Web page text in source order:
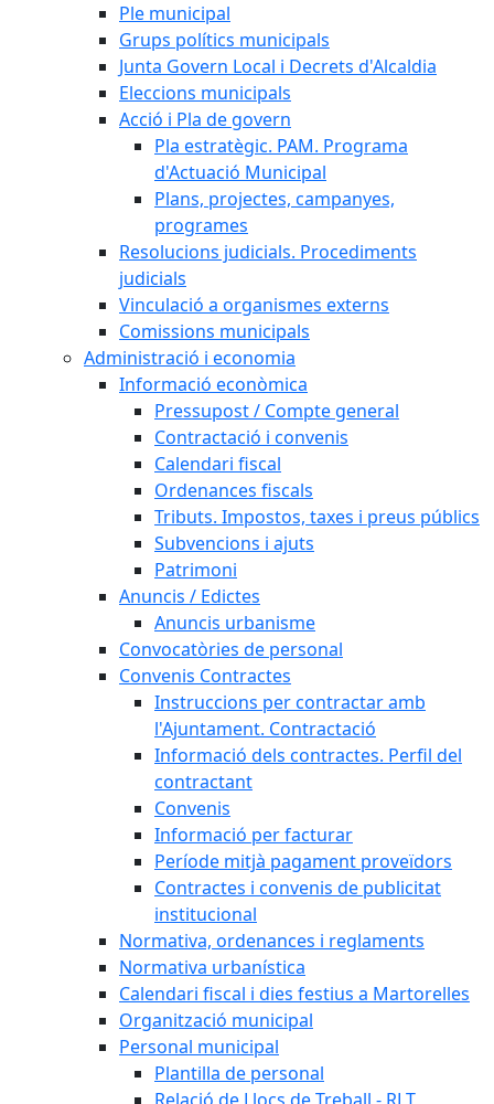
Ple municipal
Grups polítics municipals
Junta Govern Local i Decrets d'Alcaldia
Eleccions municipals
Acció i Pla de govern
Pla estratègic. PAM. Programa
d'Actuació Municipal
Plans, projectes, campanyes,
programes
Resolucions judicials. Procediments
judicials
Vinculació a organismes externs
Comissions municipals
Administració i economia
Informació econòmica
Pressupost / Compte general
Contractació i convenis
Calendari fiscal
Ordenances fiscals
Tributs. Impostos, taxes i preus públics
Subvencions i ajuts
Patrimoni
Anuncis / Edictes
Anuncis urbanisme
Convocatòries de personal
Convenis Contractes
Instruccions per contractar amb
l'Ajuntament. Contractació
Informació dels contractes. Perfil del
contractant
Convenis
Informació per facturar
Període mitjà pagament proveïdors
Contractes i convenis de publicitat
institucional
Normativa, ordenances i reglaments
Normativa urbanística
Calendari fiscal i dies festius a Martorelles
Organització municipal
Personal municipal
Plantilla de personal